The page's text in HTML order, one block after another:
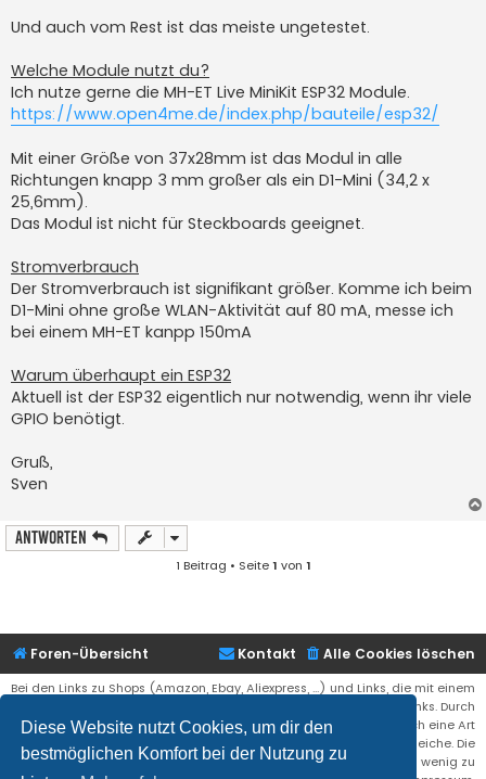
Diese Website nutzt Cookies, um dir den
bestmöglichen Komfort bei der Nutzung zu
Und auch vom Rest ist das meiste ungetestet.
Welche Module nutzt du?
Ich nutze gerne die MH-ET Live MiniKit ESP32 Module.
https://www.open4me.de/index.php/bauteile/esp32/
Mit einer Größe von 37x28mm ist das Modul in alle
Richtungen knapp 3 mm großer als ein D1-Mini (34,2 x
25,6mm).
Das Modul ist nicht für Steckboards geeignet.
Stromverbrauch
Der Stromverbrauch ist signifikant größer. Komme ich beim
D1-Mini ohne große WLAN-Aktivität auf 80 mA, messe ich
bei einem MH-ET kanpp 150mA
Warum überhaupt ein ESP32
Aktuell ist der ESP32 eigentlich nur notwendig, wenn ihr viele
GPIO benötigt.
Gruß,
Sven
Antworten
1 Beitrag • Seite1 von 1
Foren-Übersicht Alle Cookies löschen
Kontakt
Bei den Links zu Shops (Amazon, Ebay, Aliexpress, ...) und Links, die mit einem
Stern (*) markiert sind, kann es sich um sogenannte Affiliate Links. Durch
den Kauf eines Produktes über einen Affiliate Link erhälte ich eine Art
Umsatzbeteiligung gutgeschrieben. Für euch bleibt der Preis der gleiche. Die
Einnahmen helfen die Hostgebühren für diese Webseite ein wenig zu